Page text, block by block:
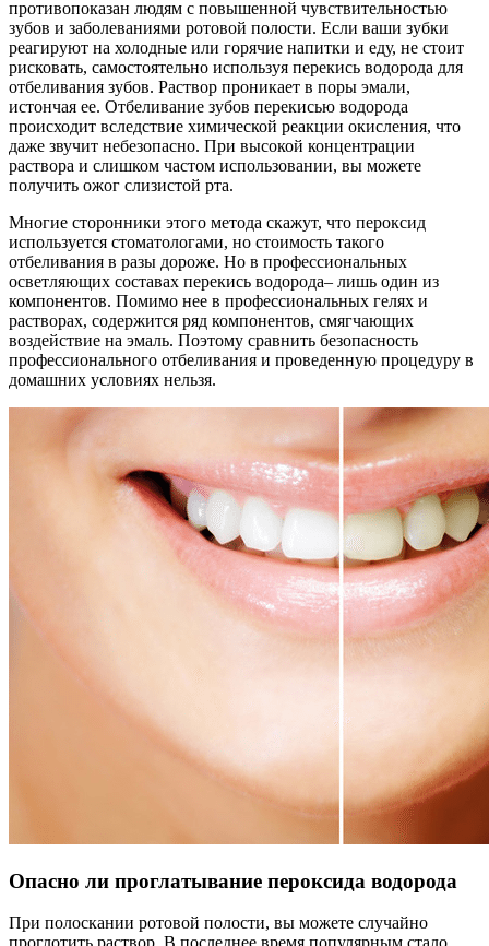
противопоказан людям с повышенной чувствительностью
зубов и заболеваниями ротовой полости. Если ваши зубки
реагируют на холодные или горячие напитки и еду, не стоит
рисковать, самостоятельно используя перекись водорода для
отбеливания зубов. Раствор проникает в поры эмали,
истончая ее. Отбеливание зубов перекисью водорода
происходит вследствие химической реакции окисления, что
даже звучит небезопасно. При высокой концентрации
раствора и слишком частом использовании, вы можете
получить ожог слизистой рта.
Многие сторонники этого метода скажут, что пероксид
используется стоматологами, но стоимость такого
отбеливания в разы дороже. Но в профессиональных
осветляющих составах перекись водорода– лишь один из
компонентов. Помимо нее в профессиональных гелях и
растворах, содержится ряд компонентов, смягчающих
воздействие на эмаль. Поэтому сравнить безопасность
профессионального отбеливания и проведенную процедуру в
домашних условиях нельзя.
Опасно ли проглатывание пероксида водорода
При полоскании ротовой полости, вы можете случайно